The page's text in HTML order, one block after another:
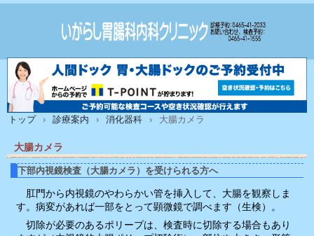
トップ › 診療案内 › 消化器科 › 大腸カメラ
大腸カメラ
下部内視鏡検査（大腸カメラ）を受けられる方へ
肛門から内視鏡のやわらかい管を挿入して、大腸を観察しま
す。病変があれば一部をとって顕微鏡で調べます（生検）。
切除が必要のあるポリープは、検査時に切除する場合もあり